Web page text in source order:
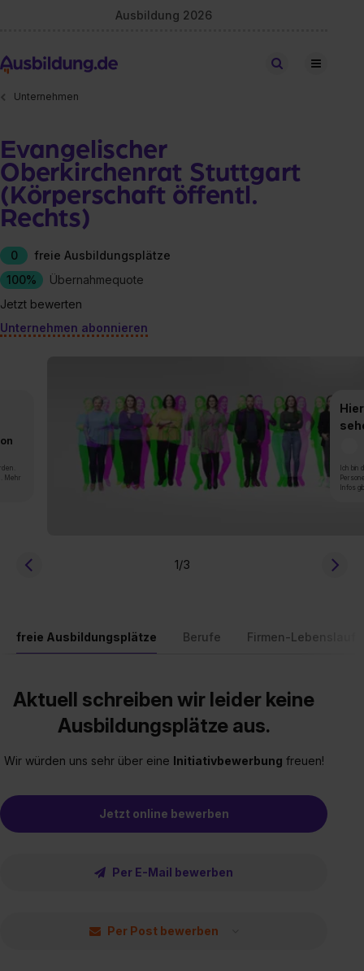
Ausbildung 2026
Stellen finden
Unternehmen
Evangelischer
Oberkirchenrat Stuttgart
(Körperschaft öffentl.
Rechts)
0
freie Ausbildungsplätze
100%
Übernahmequote
Jetzt bewerten
Unternehmen abonnieren
Mehr
Ich
Infos
1/3
freie Ausbildungsplätze Berufe Firmen-Lebenslauf
Aktuell schreiben wir leider keine
Ausbildungsplätze aus.
Wir würden uns sehr über eine Initiativbewerbung freuen!
Jetzt online bewerben
Per E-Mail bewerben
Per Post bewerben